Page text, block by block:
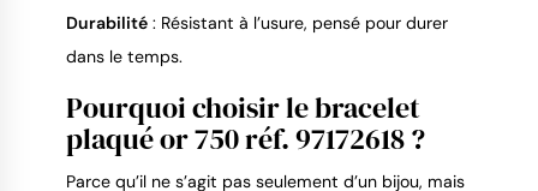
Durabilité : Résistant à l’usure, pensé pour durer
dans le temps.
Pourquoi choisir le bracelet
plaqué or 750 réf. 97172618 ?
Parce qu’il ne s’agit pas seulement d’un bijou, mais